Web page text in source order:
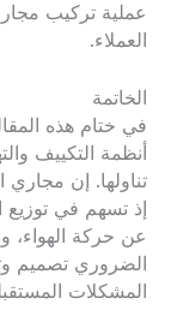
عملية تركيب
العملاء.
الخاتمة
في ختام هذه
أنظمة التكييف
تناولها. إن مجاري
إذ تسهم في توزيع
عن حركة الهواء،
الضروري تصميم
المشكلات